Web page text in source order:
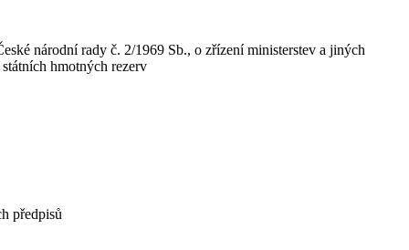
národní rady č. 2/1969 Sb., o zřízení ministerstev a jiných
hmotných rezerv
předpisů